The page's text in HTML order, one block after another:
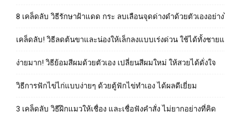
8 เคล็ดลับ วิธีรักษาฝ้าแดด กระ ลบเลือนจุดด่างดำด้วยตัวเองอย่า
เคล็ดลับ! วิธีลดต้นขาและน่องให้เล็กลงแบบเร่งด่วน ใช้ได้ทั้งชาย
ง่ายมาก! วิธีย้อมสีผมด้วยตัวเอง เปลี่ยนสีผมใหม่ ให้สวยได้ดั่งใจ
วิธีการฟักไข่ไก่แบบง่ายๆ ด้วยตู้ฟักไข่ทําเอง ได้ผลดีเยี่ยม
3 เคล็ดลับ วิธีฝึกแมวให้เชื่อง และเชื่อฟังคำสั่ง ไม่ยากอย่างที่คิด